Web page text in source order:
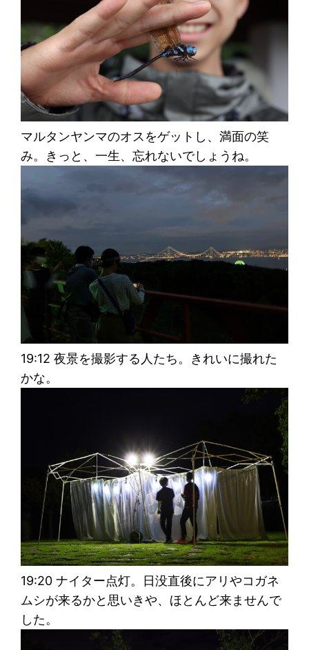
マルタンヤンマのオスをゲットし、満面の笑
み。きっと、一生、忘れないでしょうね。
19:12 夜景を撮影する人たち。きれいに撮れた
かな。
19:20 ナイター点灯。日没直後にアリやコガネ
ムシが来るかと思いきや、ほとんど来ませんで
した。